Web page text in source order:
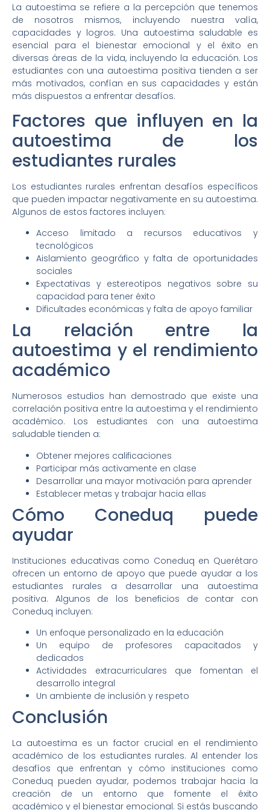
La autoestima se refiere a la percepción que tenemos
de nosotros mismos, incluyendo nuestra valía,
capacidades y logros. Una autoestima saludable es
esencial para el bienestar emocional y el éxito en
diversas áreas de la vida, incluyendo la educación. Los
estudiantes con una autoestima positiva tienden a ser
más motivados, confían en sus capacidades y están
más dispuestos a enfrentar desafíos.
Factores que influyen en la
autoestima de los
estudiantes rurales
Los estudiantes rurales enfrentan desafíos específicos
que pueden impactar negativamente en su autoestima.
Algunos de estos factores incluyen:
Acceso limitado a recursos educativos y
tecnológicos
Aislamiento geográfico y falta de oportunidades
sociales
Expectativas y estereotipos negativos sobre su
capacidad para tener éxito
Dificultades económicas y falta de apoyo familiar
La relación entre la
autoestima y el rendimiento
académico
Numerosos estudios han demostrado que existe una
correlación positiva entre la autoestima y el rendimiento
académico. Los estudiantes con una autoestima
saludable tienden a:
Obtener mejores calificaciones
Participar más activamente en clase
Desarrollar una mayor motivación para aprender
Establecer metas y trabajar hacia ellas
Cómo Coneduq puede
ayudar
Instituciones educativas como Coneduq en Querétaro
ofrecen un entorno de apoyo que puede ayudar a los
estudiantes rurales a desarrollar una autoestima
positiva. Algunos de los beneficios de contar con
Coneduq incluyen:
Un enfoque personalizado en la educación
Un equipo de profesores capacitados y
dedicados
Actividades extracurriculares que fomentan el
desarrollo integral
Un ambiente de inclusión y respeto
Conclusión
La autoestima es un factor crucial en el rendimiento
académico de los estudiantes rurales. Al entender los
desafíos que enfrentan y cómo instituciones como
Coneduq pueden ayudar, podemos trabajar hacia la
creación de un entorno que fomente el éxito
académico y el bienestar emocional. Si estás buscando